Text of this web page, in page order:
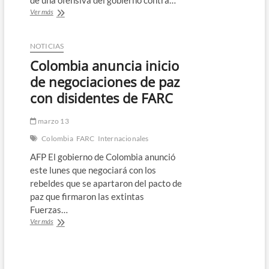
Ver másMilitares
abaten
a
seis
de
FARC
de
Amazonía
NOTICIAS
Colombia anuncia inicio
de negociaciones de paz
con disidentes de FARC
marzo 13
Colombia FARC Internacionales
AFP El gobierno de Colombia anunció
este lunes que negociará con los
rebeldes que se apartaron del pacto de
paz que firmaron las extintas
Fuerzas…
Ver másColombia